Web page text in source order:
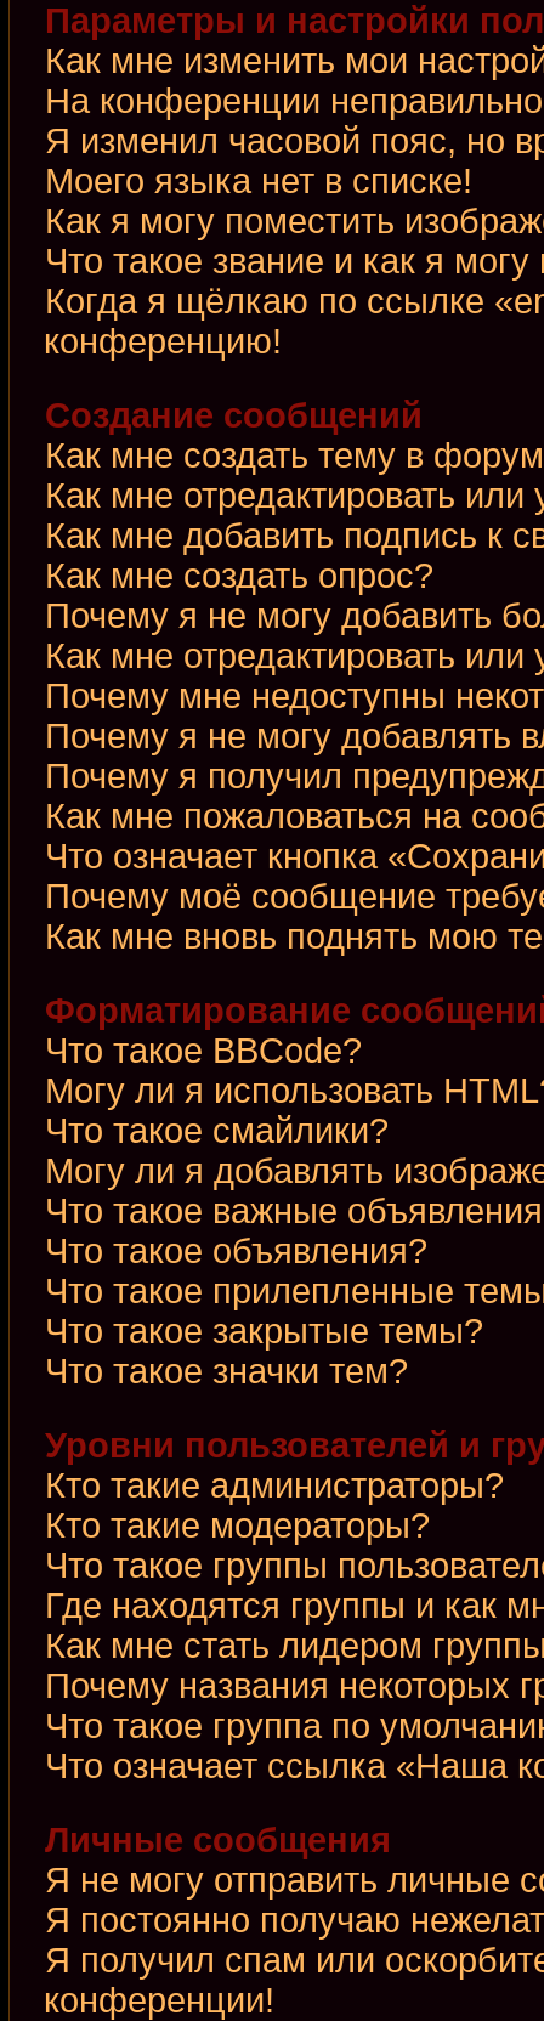
Параметры и настройки
Как мне изменить мои
На конференции
Я изменил часовой пояс, но
Моего языка нет в списке!
Как я могу поместить
Что такое звание и как я могу
Когда я щёлкаю по ссылке
конференцию!
Создание сообщений
Как мне создать тему в
Как мне отредактировать
Как мне добавить подпись к
Как мне создать опрос?
Почему я не могу добавить
Как мне отредактировать или
Почему мне недоступны
Почему я не могу добавлять
Почему я получил
Как мне пожаловаться на
Что означает кнопка
Почему моё сообщение
Как мне вновь поднять мою
Форматирование
Что такое BBCode?
Могу ли я использовать
Что такое смайлики?
Могу ли я добавлять
Что такое важные
Что такое объявления?
Что такое прилепленные
Что такое закрытые темы?
Что такое значки тем?
Уровни пользователей и
Кто такие администраторы?
Кто такие модераторы?
Что такое группы
Где находятся группы и как
Как мне стать лидером
Почему названия некоторых
Что такое группа по
Что означает ссылка «Наша
Личные сообщения
Я не могу отправить личные
Я постоянно получаю
Я получил спам или
конференции!